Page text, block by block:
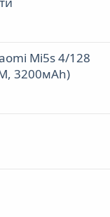
Mi5s 4/128
3200мAh)